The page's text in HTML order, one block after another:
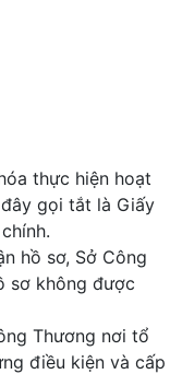
thực hiện hoạt
gọi tắt là Giấy
hồ sơ, Sở Công
sơ không được
Thương nơi tổ
điều kiện và cấp